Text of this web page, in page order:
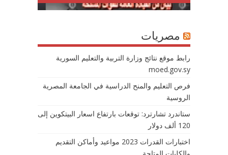
مصريات
رابط موقع نتائج وزارة التربية والتعليم السورية
moed.gov.sy
فرص التعليم والمنح الدراسية في الجامعة المصرية
الروسية
ستاندرد تشارترد: توقعات بارتفاع اسعار البيتكوين إلى
120 ألف دولار
اختبارات القدرات 2023 مواعيد وأماكن التقديم